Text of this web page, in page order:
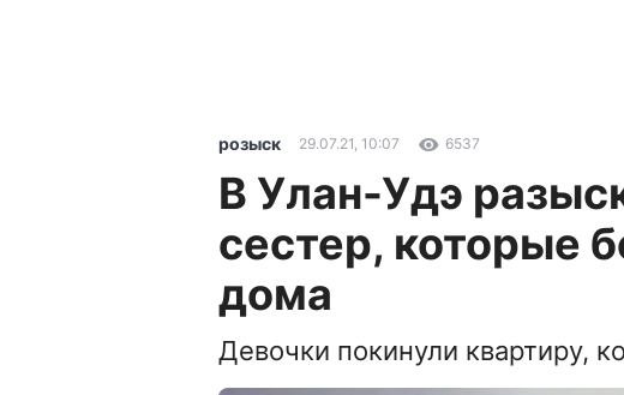
розыск 29.07.21, 10:07 6537
В Улан-Удэ
сестер, которые
дома
Девочки покинули квартиру,